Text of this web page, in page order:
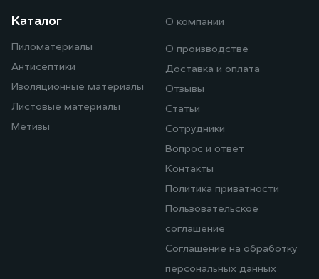
Каталог
Пиломатериалы
Антисептики
Изоляционные материалы
Листовые материалы
Метизы
О компании
О производстве
Доставка и оплата
Отзывы
Статьи
Сотрудники
Вопрос и ответ
Контакты
Политика приватности
Пользовательское
соглашение
Соглашение на обработку
персональных данных